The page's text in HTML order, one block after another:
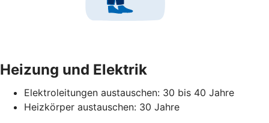
Heizung und Elektrik
Elektroleitungen austauschen: 30 bis 40 Jahre
Heizkörper austauschen: 30 Jahre